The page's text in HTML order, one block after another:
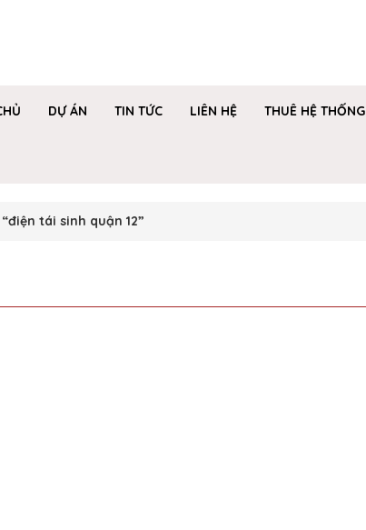
DỰ ÁN TIN TỨC LIÊN HỆ THUÊ HỆ THỐNG
tái sinh quận 12”